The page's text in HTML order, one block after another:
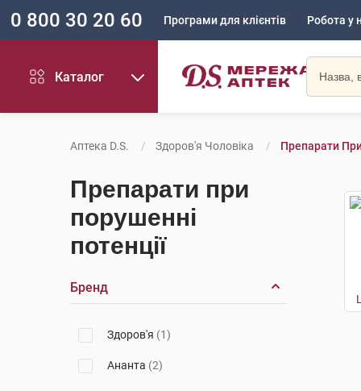
0 800 30 20 60 Програми для клієнтів Робота у
Каталог
Аптека D.S. Здоров'я Чоловіка Препарати
Препарати при
порушенні
потенції
Бренд
Здоров'я (1)
Ананта (2)